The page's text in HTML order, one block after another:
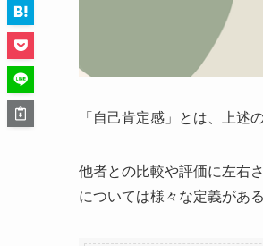
「自己肯定感」とは、上述
他者との比較や評価に左右
については様々な定義があ